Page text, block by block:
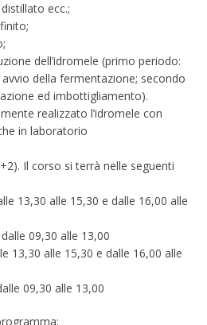
ecc.;
dell’idromele (primo periodo:
della fermentazione; secondo
ed imbottigliamento).
realizzato l’idromele con
in laboratorio
Il corso si terrà nelle seguenti
13,30 alle 15,30 e dalle 16,00 alle
09,30 alle 13,00
13,30 alle 15,30 e dalle 16,00 alle
09,30 alle 13,00